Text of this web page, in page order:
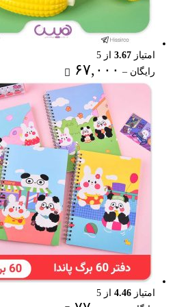
امتیاز 3.67 از 5
رایگان – ۶۷,۰۰۰
رایگان
through
۶۷,۰۰۰ تومان
امتیاز 4.46 از 5